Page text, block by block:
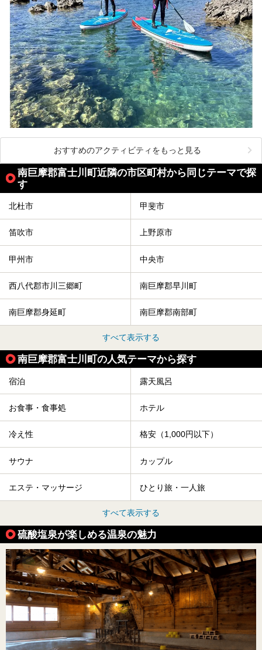
おすすめのアクティビティをもっと見る
南巨摩郡富士川町近隣の市区町村から同じテーマで探
す
北杜市 甲斐市
笛吹市 上野原市
甲州市 中央市
西八代郡市川三郷町 南巨摩郡早川町
南巨摩郡身延町 南巨摩郡南部町
すべて表示する
南巨摩郡富士川町の人気テーマから探す
宿泊 露天風呂
お食事・食事処 ホテル
冷え性 格安（1,000円以下）
サウナ カップル
エステ・マッサージ ひとり旅・一人旅
すべて表示する
硫酸塩泉が楽しめる温泉の魅力